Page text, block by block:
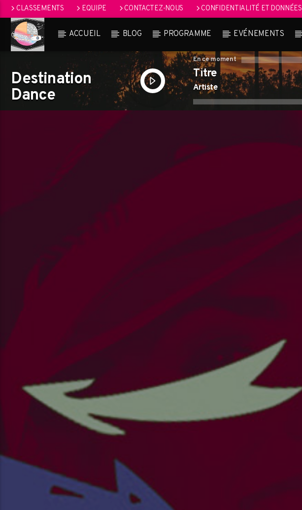
CLASSEMENTS EQUIPE CONTACTEZ-NOUS CONFIDENTIALITÉ ET DONNÉES
ACCUEIL BLOG PROGRAMME EVÉNEMENTS
Destination
Dance
En ce moment
Titre
Artiste